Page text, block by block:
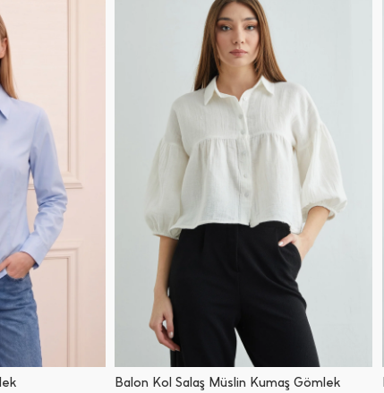
Balon Kol Salaş Müslin Kumaş Gömlek